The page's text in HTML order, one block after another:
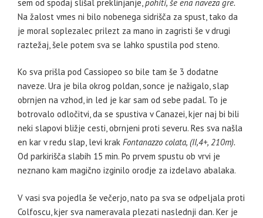
sem od spodaj slišal preklinjanje, pohiti, še ena naveza gre.
Na žalost vmes ni bilo nobenega sidrišča za spust, tako da
je moral soplezalec prilezt za mano in zagristi še v drugi
raztežaj, šele potem sva se lahko spustila pod steno.
Ko sva prišla pod Cassiopeo so bile tam še 3 dodatne
naveze. Ura je bila okrog poldan, sonce je nažigalo, slap
obrnjen na vzhod, in led je kar sam od sebe padal. To je
botrovalo odločitvi, da se spustiva v Canazei, kjer naj bi bili
neki slapovi bližje cesti, obrnjeni proti severu. Res sva našla
en kar v redu slap, levi krak Fontanazzo colata, (II,4+, 210m).
Od parkirišča slabih 15 min. Po prvem spustu ob vrvi je
neznano kam magično izginilo orodje za izdelavo abalaka.
V vasi sva pojedla še večerjo, nato pa sva se odpeljala proti
Colfoscu, kjer sva nameravala plezati naslednji dan. Ker je